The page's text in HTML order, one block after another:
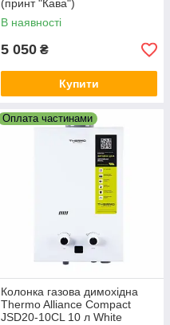
(принт "Кава")
В наявності
5 050 ₴
Купити
Оплата частинами
Колонка газова димохідна
Thermo Alliance Compact
JSD20-10CL 10 л White